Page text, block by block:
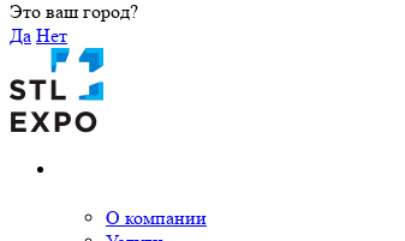
Это ваш город?
Да Нет
О компании